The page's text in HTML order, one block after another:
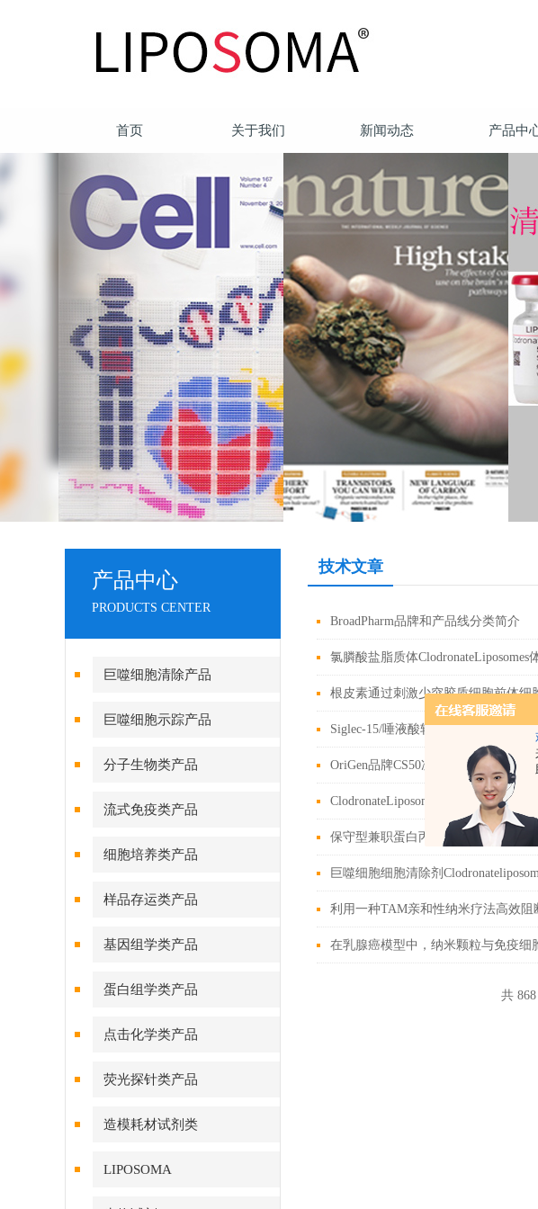
首页 关于我们 新闻动态 产品中
产品中心
PRODUCTS CENTER
巨噬细胞清除产品
巨噬细胞示踪产品
分子生物类产品
流式免疫类产品
细胞培养类产品
样品存运类产品
基因组学类产品
蛋白组学类产品
点击化学类产品
荧光探针类产品
造模耗材试剂类
LIPOSOMA
技术文章
BroadPharm品牌和产品线分类简介
氯膦酸盐脂质体
根皮素通过刺激少突胶质细胞前体细
Siglec-15/唾液酸轴是乳腺癌骨转移
OriGen品牌CS50冻存袋选购指南
ClodronateLiposomes氯膦酸脂质体
保守型兼职蛋白丙酮酸脱氢酶诱导
巨噬细胞细胞清除剂
利用一种TAM亲和性纳米疗法高效
在乳腺癌模型中，纳米颗粒与免疫细
共